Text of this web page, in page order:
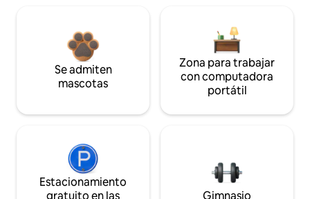
Se admiten
mascotas
Zona para trabajar
con computadora
portátil
Estacionamiento
gratuito en las
Gimnasio